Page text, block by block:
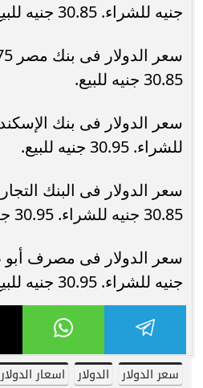
جنيه للشراء. 30.85 جنيه للبيع.
30.85 جنيه للبيع.
للشراء. 30.95 جنيه للبيع.
30.85 جنيه للشراء. 30.95 جنيه للبيع.
جنيه للشراء. 30.95 جنيه للبيع.
سعر الدولار الدولار اسعار الدولار